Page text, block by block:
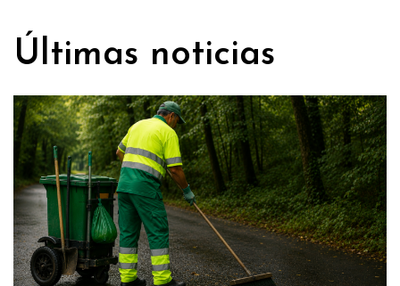
Últimas noticias